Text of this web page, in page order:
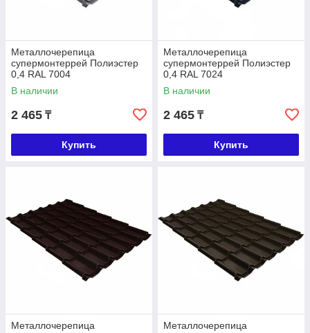
Металлочерепица
супермонтеррей Полиэстер
0,4 RAL 7004
В наличии
2 465 ₸
Купить
Металлочерепица
супермонтеррей Полиэстер
0,4 RAL 7024
В наличии
2 465 ₸
Купить
Металлочерепица
Металлочерепица